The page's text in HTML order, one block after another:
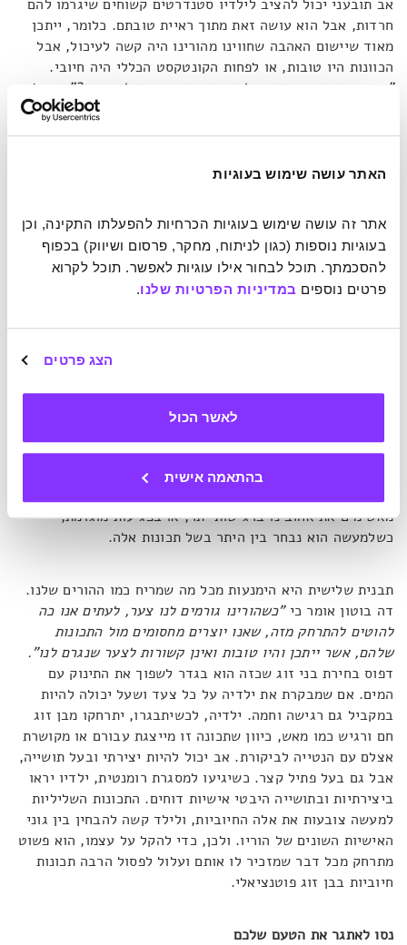
האתר עושה שימוש בעוגיות
פרטים נוספים במדיניות הפרטיות שלנו.
הצג פרטים
לאשר הכול
בהתאמה אישית
אב תובעני יכול להציב לילדיו סטנדרטים קשוחים שיגרמו להם
חרדות, אבל הוא עושה זאת מתוך ראיית טובתם. כלומר, ייתכן
מאוד שיישום האהבה שחווינו מהורינו היה קשה לעיכול, אבל
הכוונות היו טובות, או לפחות הקונטקסט הכללי היה חיובי.
"מדוע שאי פעם נחזור על משהו שהיה מאוד לא נעים?"
שואל
דה בוטון, ומשיב כי ילד שחווה אהבה קשוחה, או כל סוג אחר
ניגשים למזנון לבחור את המנה, אנו מחפשים את זו שטעמה
מוצאים את עצמם ברצפים של מערכות יחסים פוגעניות ולא
מבינים מה לא בסדר בשיקול הדעת שלהם. זה יכול להסביר גם
מדוע אנו נמצאים במערכת יחסים קבועה ויציבה, אבל פגועים
חדשות לבקרים.
התבנית השנייה היא תמונת מראה של הראשונה. כאן מדובר
הרומנטית. כלומר, מציאת בן זוג שישקף את המקום שבו אנו
היינו בתור ילדים. דה בוטון מסביר כי לעתים הקשיחות של
ההורים פוגעת בנו, והדרך שלנו להימנע מפגיעה כמבוגרים היא
'האדם שעשה לי את הדברים האלה היה, במובן מסוים, ההיפך
ממני וזה כנראה המקום של ביטחון, וזה מי שאני רוצה להיות
מאשימים את אהובינו ברגישות יתר, או בפגיעות מוגזמת,
כשלמעשה הוא נבחר בין היתר בשל תכונות אלה.
תבנית שלישית היא הימנעות מכל מה שמריח כמו ההורים שלנו.
דה בוטון אומר כי"כשהורינו גורמים לנו צער, לעתים אנו כה
להוטים להתרחק מזה, שאנו יוצרים מחסומים מול התכונות
שלהם, אשר ייתכן והיו טובות ואינן קשורות לצער שנגרם לנו".
דפוס בחירת בני זוג שכזה הוא בגדר לשפוך את התינוק עם
המים. אם שמבקרת את ילדיה על כל צעד ושעל יכולה להיות
במקביל גם רגישה וחמה. ילדיה, לכשיתבגרו, יתרחקו מבן זוג
חם ורגיש כמו מאש, כיוון שתכונה זו מייצגת עבורם או מקושרת
אצלם עם הנטייה לביקורת. אב יכול להיות יצירתי ובעל תושייה,
אבל גם בעל פתיל קצר. כשיגיעו למסגרת רומנטית, ילדיו יראו
ביצירתיות ובתושייה היבטי אישיות דוחים. התכונות השליליות
למעשה צובעות את אלה החיוביות, ולילד קשה להבחין בין גוני
האישיות השונים של הוריו. ולכן, כדי להקל על עצמו, הוא פשוט
מתרחק מכל דבר שמזכיר לו אותם ועלול לפסול הרבה תכונות
חיוביות בבן זוג פוטנציאלי.
נסו לאתגר את הטעם שלכם